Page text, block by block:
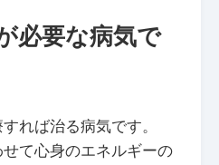
必要な病気で
れば治る病気です。
て心身のエネルギーの